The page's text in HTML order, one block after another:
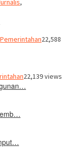
,
Pemerintahan22,588
22,139 views